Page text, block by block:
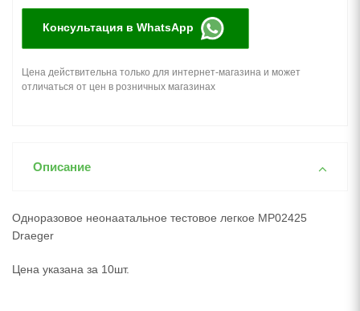
Консультация в WhatsApp
Цена действительна только для интернет-магазина и может
отличаться от цен в розничных магазинах
Описание
Одноразовое неонаатальное тестовое легкое MP02425
Draeger
Цена указана за 10шт.